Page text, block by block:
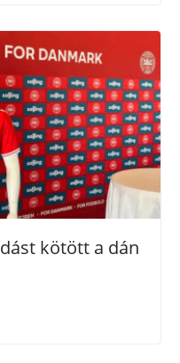
kötött a dán